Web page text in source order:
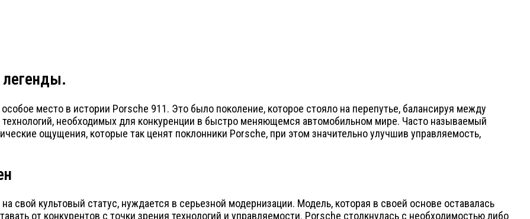
место в истории Porsche 911. Это было поколение, которое стояло на перепутье, балансируя между
необходимых для конкуренции в быстро меняющемся автомобильном мире. Часто называемый
ощущения, которые так ценят поклонники Porsche, при этом значительно улучшив управляемость,
свой культовый статус, нуждается в серьезной модернизации. Модель, которая в своей основе оставалась
от конкурентов с точки зрения технологий и управляемости. Porsche столкнулась с необходимостью либо